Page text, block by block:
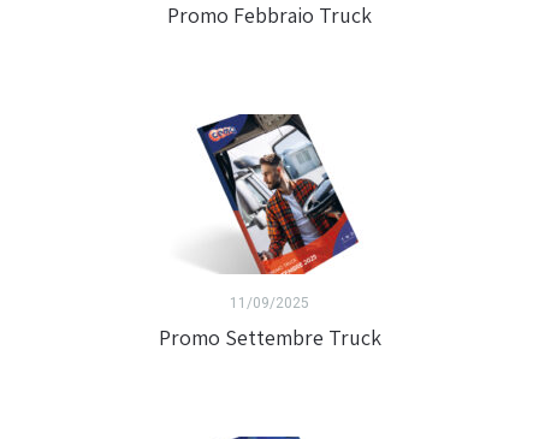
Promo Febbraio Truck
11/09/2025
Promo Settembre Truck